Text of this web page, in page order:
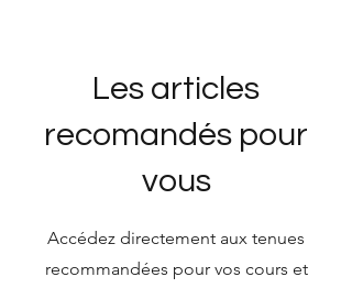
Les articles
recomandés pour
vous
Accédez directement aux tenues
recommandées pour vos cours et